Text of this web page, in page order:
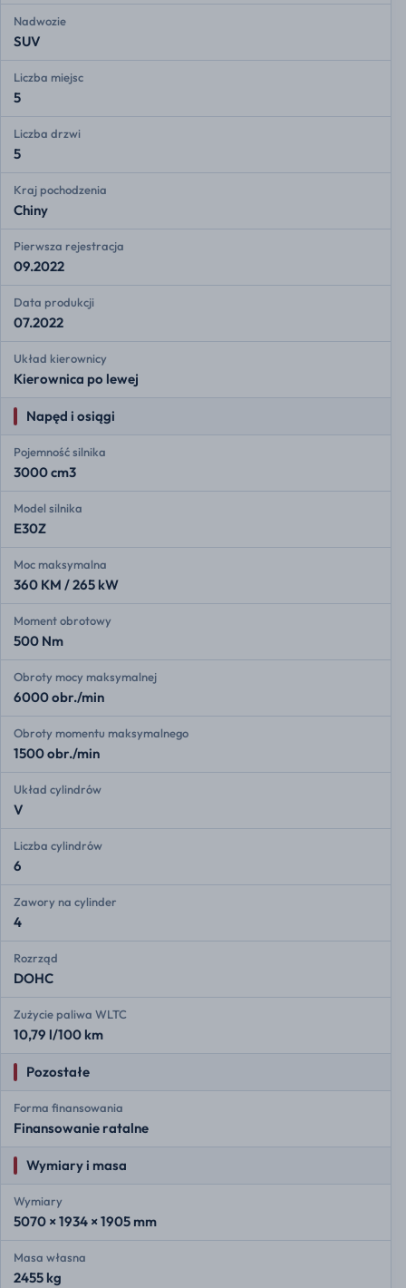
Nadwozie
SUV
Liczba miejsc
5
Liczba drzwi
5
Kraj pochodzenia
Chiny
Pierwsza rejestracja
09.2022
Data produkcji
07.2022
Układ kierownicy
Kierownica po lewej
Napęd i osiągi
Pojemność silnika
3000 cm3
Model silnika
E30Z
Moc maksymalna
360 KM / 265 kW
Moment obrotowy
500 Nm
Obroty mocy maksymalnej
6000 obr./min
Obroty momentu maksymalnego
1500 obr./min
Układ cylindrów
V
Liczba cylindrów
6
Zawory na cylinder
4
Rozrząd
DOHC
Zużycie paliwa WLTC
10,79 l/100 km
Pozostałe
Forma finansowania
Finansowanie ratalne
Wymiary i masa
Wymiary
5070 × 1934 × 1905 mm
Masa własna
2455 kg